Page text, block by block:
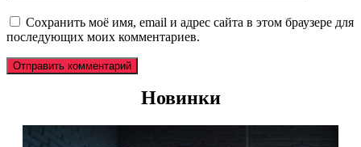
Сохранить моё имя, email и адрес сайта в этом браузере для
последующих моих комментариев.
Новинки